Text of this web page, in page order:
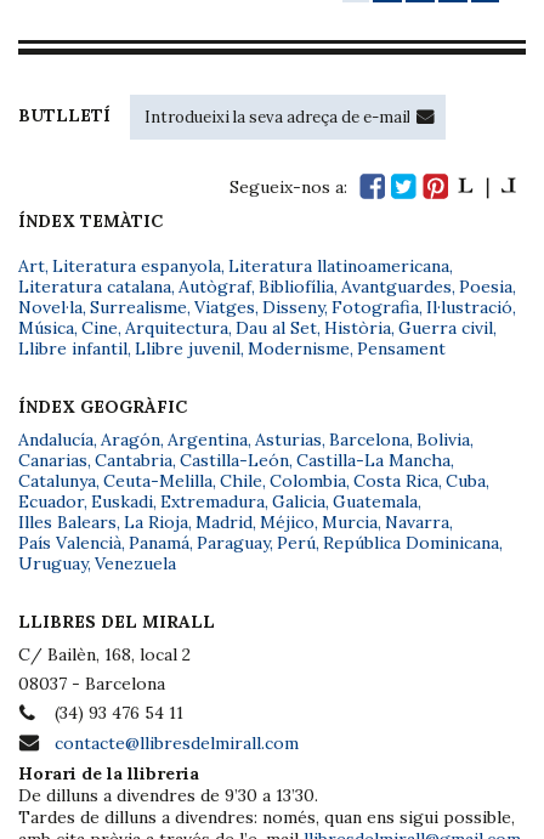
BUTLLETÍ
Segueix-nos a:
ÍNDEX TEMÀTIC
Art, Literatura espanyola, Literatura llatinoamericana,
Literatura catalana, Autògraf, Bibliofília, Avantguardes, Poesia,
Novel·la, Surrealisme, Viatges, Disseny, Fotografia, Il·lustració,
Música, Cine, Arquitectura, Dau al Set, Història, Guerra civil,
Llibre infantil, Llibre juvenil, Modernisme, Pensament
ÍNDEX GEOGRÀFIC
Andalucía, Aragón, Argentina, Asturias, Barcelona, Bolivia,
Canarias, Cantabria, Castilla-León, Castilla-La Mancha,
Catalunya, Ceuta-Melilla, Chile, Colombia, Costa Rica, Cuba,
Ecuador, Euskadi, Extremadura, Galicia, Guatemala,
Illes Balears, La Rioja, Madrid, Méjico, Murcia, Navarra,
País Valencià, Panamá, Paraguay, Perú, República Dominicana,
Uruguay, Venezuela
LLIBRES DEL MIRALL
C/ Bailèn, 168, local 2
08037 - Barcelona
(34) 93 476 54 11
contacte@llibresdelmirall.com
Horari de la llibreria
De dilluns a divendres de 9’30 a 13’30.
Tardes de dilluns a divendres: només, quan ens sigui possible,